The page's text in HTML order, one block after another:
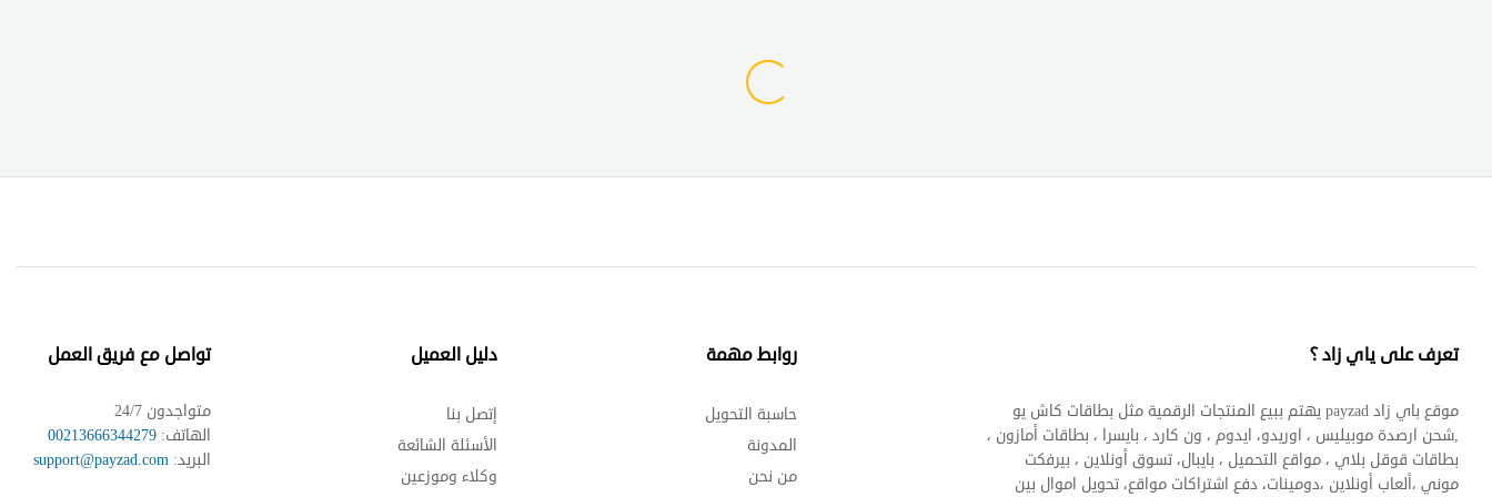
تعرف على ياي زاد ؟
موقع باي زاد payzad يهتم ببيع المنتجات الرقمية مثل بطاقات كاش يو
,شحن ارصدة موبيليس ، اوريدو، ايدوم ، ون كارد ، بايسرا ، بطاقات أمازون ،
بطاقات قوقل بلاي ، مواقع التحميل ، بايبال، تسوق أونلاين ، بيرفكت
موني ،ألعاب أونلاين ،دومينات، دفع اشتراكات مواقع، تحويل اموال بين
روابط مهمة
حاسبة التحويل
المدونة
من نحن
دليل العميل
إتصل بنا
الأسئلة الشائعة
وكلاء وموزعين
تواصل مع فريق العمل
متواجدون 24/7
الهاتف: 00213666344279
البريد: support@payzad.com